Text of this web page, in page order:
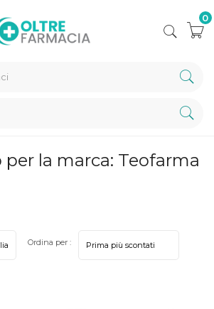
0
Teofarma
per la marca: Teofarma
Ordina per :